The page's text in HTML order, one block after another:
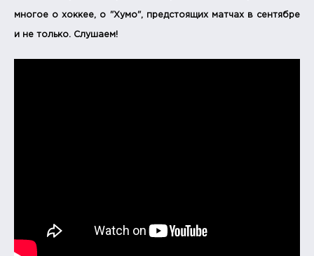
многое о хоккее, о "Хумо", предстоящих матчах в сентябре
и не только. Слушаем!